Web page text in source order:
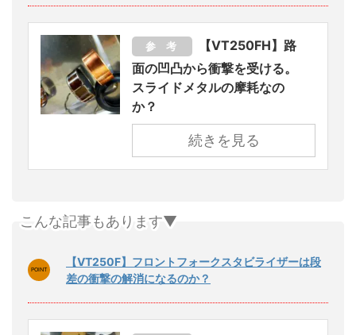
参 考
【VT250FH】路
面の凹凸から衝撃を受ける。
スライドメタルの摩耗なの
か？
続きを見る
こんな記事もあります▼
【VT250F】フロントフォークスタビライザーは段
差の衝撃の解消になるのか？